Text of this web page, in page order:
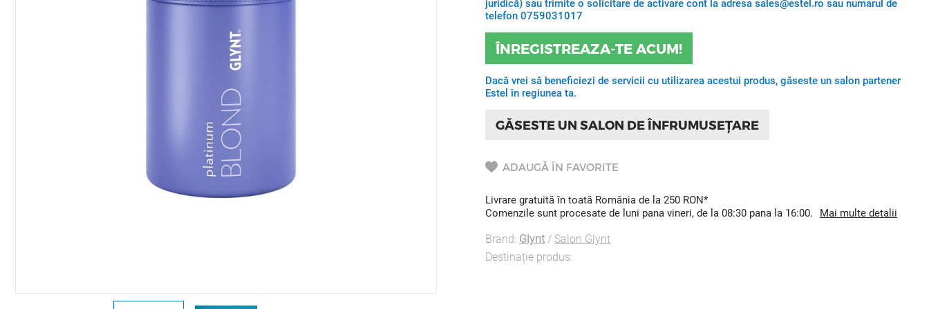
juridică) sau trimite o solicitare de activare cont la adresa sales@estel.ro sau numarul de
telefon 0759031017
ÎNREGISTREAZA-TE ACUM!
Dacă vrei să beneficiezi de servicii cu utilizarea acestui produs, găseste un salon partener
Estel în regiunea ta.
GĂSESTE UN SALON DE ÎNFRUMUSEȚARE
ADAUGĂ ÎN FAVORITE
Livrare gratuită în toată România de la 250 RON*
Comenzile sunt procesate de luni pana vineri, de la 08:30 pana la 16:00.
Mai multe detalii
Brand: Glynt / Salon Glynt
Destinație produs: